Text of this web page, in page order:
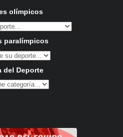
olímpicos
paralímpicos
del Deporte